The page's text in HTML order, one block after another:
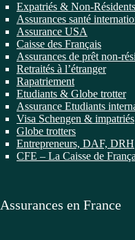
Expatriés & Non-Résidents
Assurances santé
Assurance USA
Caisse des Français
Assurances de prêt non-
Retraités à l’étranger
Rapatriement
Etudiants & Globe trotter
Assurance Etudiants
Visa Schengen & impatriés
Globe trotters
Entrepreneurs, DAF, DRH
CFE – La Caisse de
Assurances en France